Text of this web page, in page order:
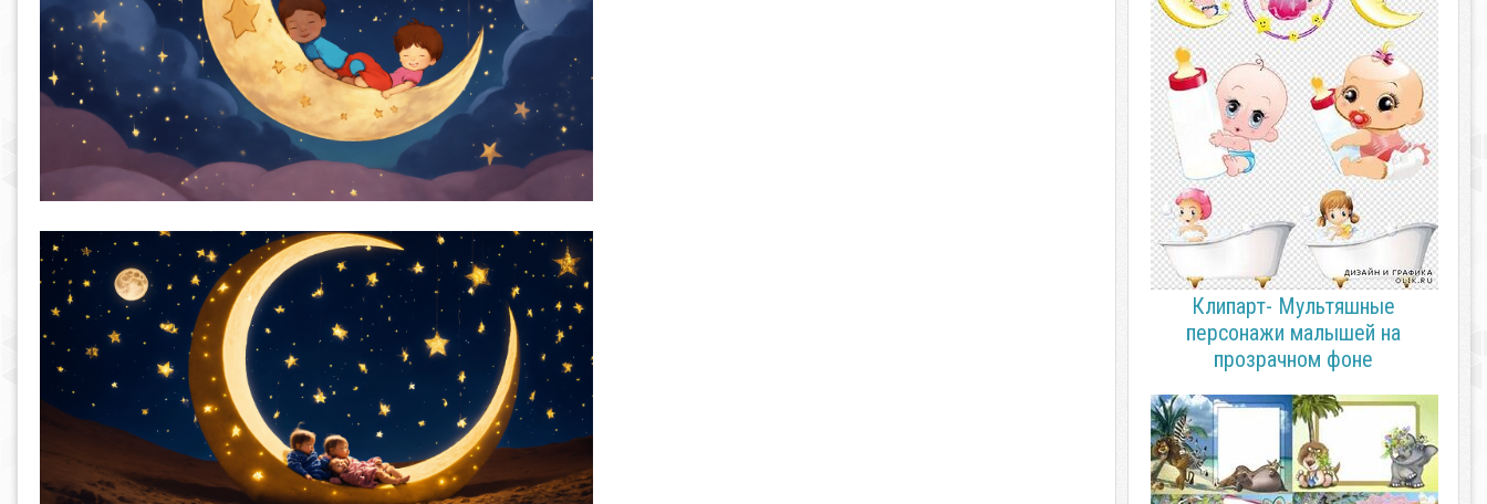
Клипарт- Мультяшные
персонажи малышей на
прозрачном фоне